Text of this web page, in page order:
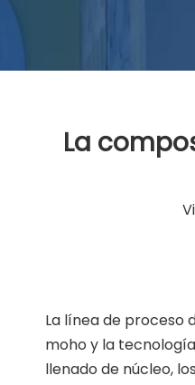
La
La línea de proceso
moho y la
llenado de núcleo,